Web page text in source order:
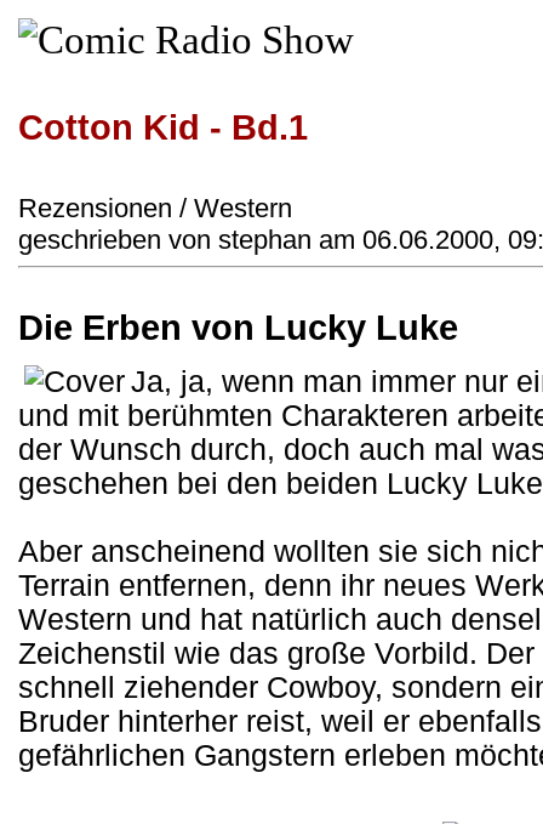
Cotton Kid - Bd.1
Rezensionen / Western
geschrieben von stephan am 06.06.2000,
Die Erben von Lucky Luke
Ja, ja, wenn man immer nur
und mit berühmten Charakteren
der Wunsch durch, doch auch mal
geschehen bei den beiden Lucky
Aber anscheinend wollten sie sich
Terrain entfernen, denn ihr neues
Western und hat natürlich auch
Zeichenstil wie das große Vorbild.
schnell ziehender Cowboy, sondern
Bruder hinterher reist, weil er
gefährlichen Gangstern erleben